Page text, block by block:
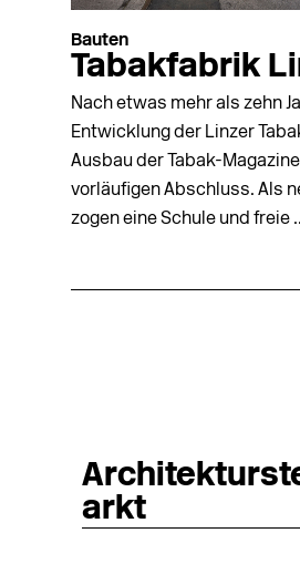
Bauten
Tabakfabrik
Nach etwas mehr als zehn
Entwicklung der Linzer
Ausbau der Tabak-Magazine
vorläufigen Abschluss. Als
zogen eine Schule und freie
arkt